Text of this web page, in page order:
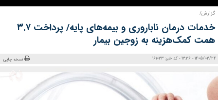
گزارش/
خدمات درمان ناباروری و بیمه‌های پایه/ پرداخت ۳.۷
همت کمک‌هزینه به زوجین بیمار
1405/02/24 - 13:36 - کد خبر: 161033 نسخه چاپی